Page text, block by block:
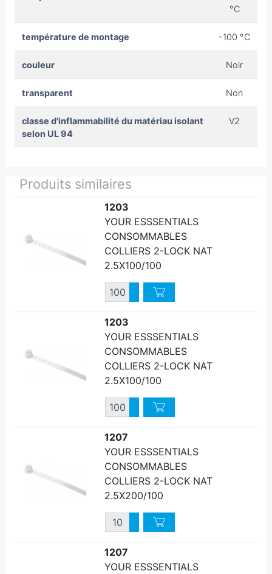
°C
température de montage -100 °C
couleur Noir
transparent Non
classe d'inflammabilité du matériau isolant
selon UL 94
V2
Produits similaires
1203
YOUR ESSSENTIALS
CONSOMMABLES
COLLIERS 2-LOCK NAT
2.5X100/100
QuantitéAugmenter quantité
Diminuer quantité
1203
YOUR ESSSENTIALS
CONSOMMABLES
COLLIERS 2-LOCK NAT
2.5X100/100
QuantitéAugmenter quantité
Diminuer quantité
1207
YOUR ESSSENTIALS
CONSOMMABLES
COLLIERS 2-LOCK NAT
2.5X200/100
QuantitéAugmenter quantité
Diminuer quantité
1207
YOUR ESSSENTIALS